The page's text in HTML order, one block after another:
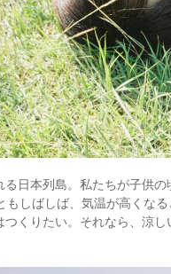
日本列島。私たちが子供
もしばしば、気温が高くな
くりたい。それなら、涼し